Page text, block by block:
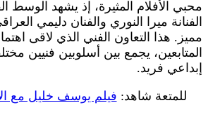
محبي الأفلام المثيرة، إذ يشهد الوسط
الفنانة ميرا النوري والفنان دليمي
مميز. هذا التعاون الفني الذي لاقى
المتابعين، يجمع بين أسلوبين فنيين
إبداعي فريد.
للمتعة شاهد: فيلم يوسف خليل مع